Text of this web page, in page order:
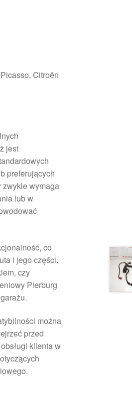
Citroën
jest
preferujących
wymaga
lub w
co
i jego części.
czy
Pierburg
można
przed
klienta w